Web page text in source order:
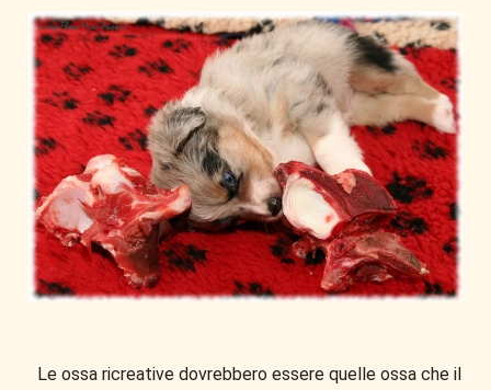
Le ossa ricreative dovrebbero essere quelle ossa che il